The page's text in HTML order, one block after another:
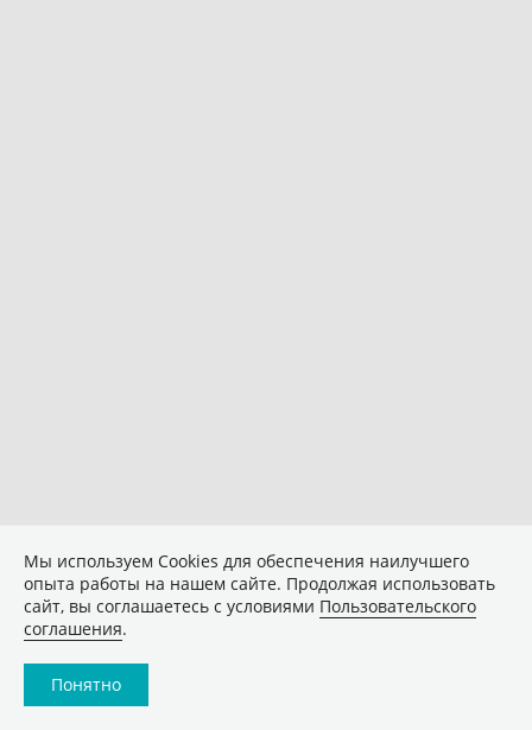
Мы используем Сookies для обеспечения наилучшего
опыта работы на нашем сайте. Продолжая использовать
сайт, вы соглашаетесь с условиями Пользовательского
соглашения.
Понятно